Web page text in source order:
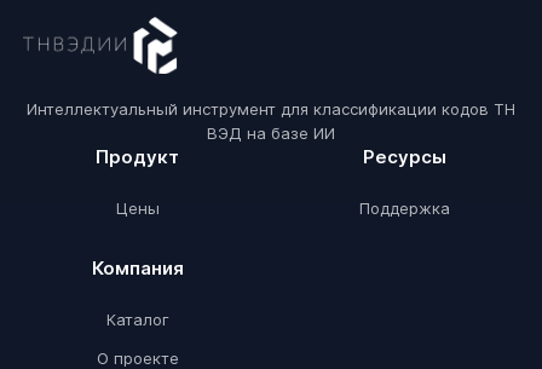
Интеллектуальный инструмент для классификации кодов ТН
ВЭД на базе ИИ
Продукт
Цены
Ресурсы
Поддержка
Компания
Каталог
О проекте